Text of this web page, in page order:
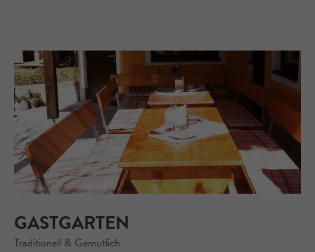
GASTGARTEN
Traditionell & Gemütlich